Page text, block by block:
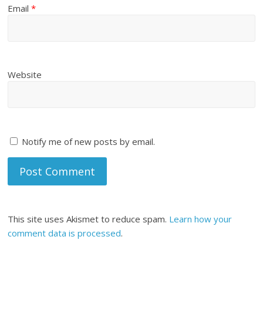
Email*
Website
Notify me of new posts by email.
This site uses Akismet to reduce spam. Learn how your
comment data is processed.